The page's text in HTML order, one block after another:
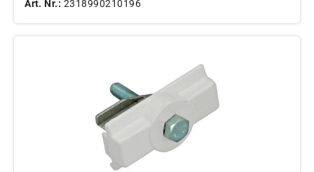
Art. Nr.: 2318990210196